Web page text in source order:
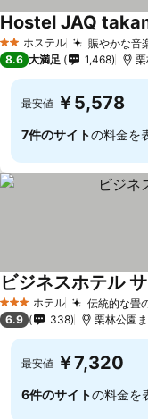
2 ホテルのランク
ホステル 賑やかな音
Hostel JAQ
8.6 大満足 1,468
最安値 ￥5,578
7件のサイトの料金を
3 ホテルのランク
ホテル 伝統的な畳
ビジネスホテル
6.9 338 栗林公園
最安値 ￥7,320
6件のサイトの料金を